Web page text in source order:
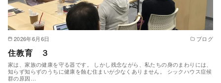
2026年6月6日 ブログ
住教育 ３
家は、家族の健康を守る器です。 しかし残念ながら、私たちの身のまわりには、
知らず知らずのうちに健康を蝕む住まいが少なくありません。 シックハウス症候
群の原因…